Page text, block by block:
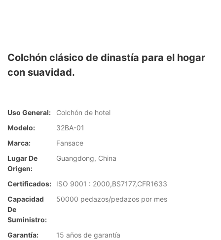
Colchón clásico de dinastía para el hogar
con suavidad.
Uso General:
Colchón de hotel
Modelo:
32BA-01
Marca:
Fansace
Lugar De
Origen:
Guangdong, China
Certificados:
ISO 9001 : 2000,BS7177,CFR1633
Capacidad
De
Suministro:
50000 pedazos/pedazos por mes
Garantía:
15 años de garantía